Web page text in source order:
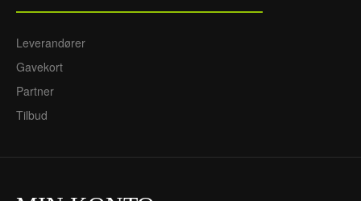
Leverandører
Gavekort
Partner
Tilbud